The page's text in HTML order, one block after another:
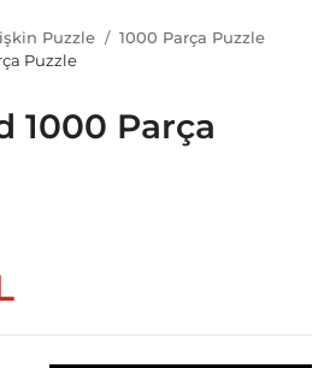
Puzzle
1000 Parça Puzzle
Puzzle
1000 Parça